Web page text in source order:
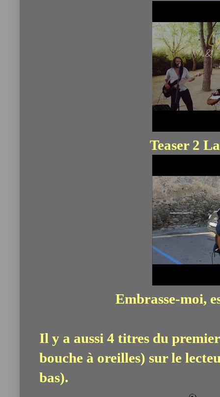
Teaser 2
Embrasse-moi,
Il y a aussi 4 titres du
bouche à oreilles) sur le
bas).